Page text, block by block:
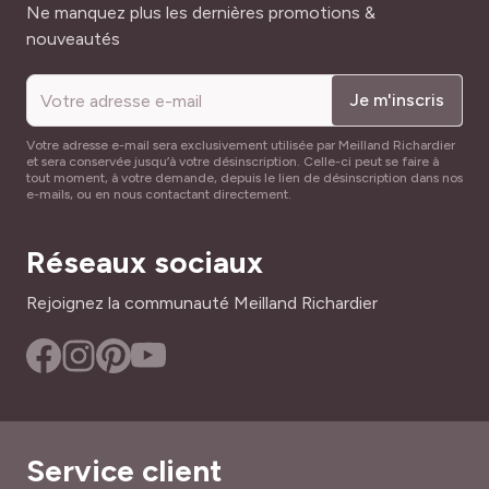
Où planter la collection de 2 Alstroemères Pitchounes ?
Grâce à leur développement réduit,
Pitchounes décorent joliment et longtempsterrasses,
balcons, petits jardins, bordures et rocailles. Ils
s’associent à de nombreusesplantes annuellesdans des
compositions en pot continuellement fleuries, ainsi
qu’avecdesfleurs vivacesà petit développement.
regroupe des lis des Incas très compacts et florifères aux
grandes fleurs vivement colorées. Sélectionnées en
région angevine, elles portent des prénoms enfantins et
Tout savoir sur les alstroemères,
Adresse mail
Ne manquez plus les dernières promotions &
nouveautés
Je m'inscris
Votre adresse e-mail sera exclusivement utilisée par Meilland Richardier
et sera conservée jusqu’à votre désinscription. Celle-ci peut se faire à
tout moment, à votre demande, depuis le lien de désinscription dans nos
e-mails, ou en nous contactant directement.
Réseaux sociaux
Rejoignez la communauté Meilland Richardier
Service client